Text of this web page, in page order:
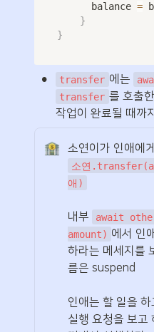
			balance
=
}
}
• transfer 에는
transfer 를 호출
작업이 완료될 때까
소연
애)
내부
await
amount) 에서 인
하라는 메세지를
름은 suspend
인애는 할 일을
실행 요청을 보고